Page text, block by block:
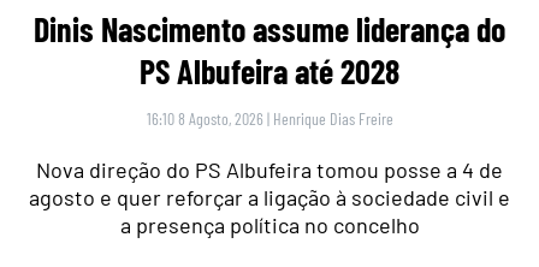
Dinis Nascimento assume liderança do
PS Albufeira até 2028
16:10 8 Agosto, 2026 | Henrique Dias Freire
Nova direção do PS Albufeira tomou posse a 4 de
agosto e quer reforçar a ligação à sociedade civil e
a presença política no concelho